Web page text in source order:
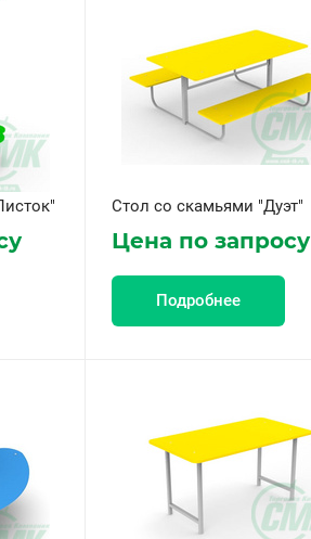
Стол со скамьями "Дуэт"
Цена по запросу
Подробнее